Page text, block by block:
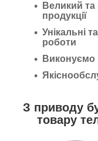
Великий та
продукції
Унікальні
роботи
Виконуємо
З приводу
товару